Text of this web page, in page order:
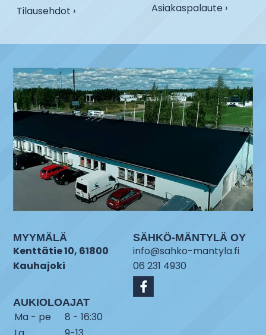
Tilausehdot ›
Asiakaspalaute ›
MYYMÄLÄ
Kenttätie 10, 61800
Kauhajoki
AUKIOLOAJAT
Ma - pe
8 - 16:30
SÄHKÖ-MÄNTYLÄ OY
info@sahko-mantyla.fi
06 231 4930